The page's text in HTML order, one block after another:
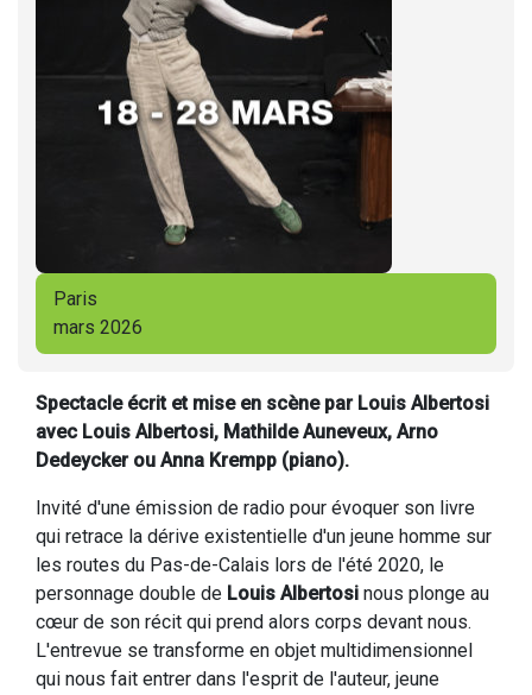
Paris
mars 2026
Spectacle écrit et mise en scène par Louis Albertosi
avec Louis Albertosi, Mathilde Auneveux, Arno
Dedeycker ou Anna Krempp (piano).
Invité d'une émission de radio pour évoquer son livre
qui retrace la dérive existentielle d'un jeune homme sur
les routes du Pas-de-Calais lors de l'été 2020, le
personnage double de Louis Albertosi nous plonge au
cœur de son récit qui prend alors corps devant nous.
L'entrevue se transforme en objet multidimensionnel
qui nous fait entrer dans l'esprit de l'auteur, jeune